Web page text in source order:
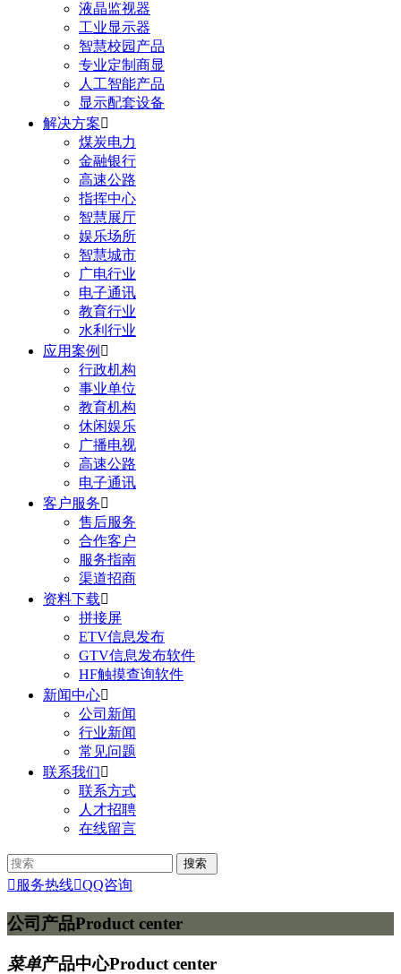
液晶监视器
工业显示器
智慧校园产品
专业定制商显
人工智能产品
显示配套设备
解决方案
煤炭电力
金融银行
高速公路
指挥中心
智慧展厅
娱乐场所
智慧城市
广电行业
电子通讯
教育行业
水利行业
应用案例 
行政机构
事业单位
教育机构
休闲娱乐
广播电视
高速公路
电子通讯
客户服务
售后服务
合作客户
服务指南
渠道招商
资料下载
拼接屏
ETV信息发布
GTV信息发布软件
HF触摸查询软件
新闻中心
公司新闻
行业新闻
常见问题
联系我们
联系方式
人才招聘
在线留言
 服务热线QQ咨询
公司产品Product center
菜单产品中心Product center